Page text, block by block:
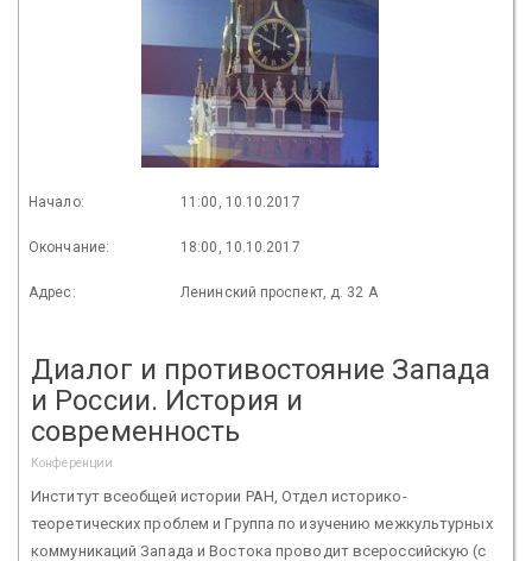
Начало: 11:00, 10.10.2017
Окончание: 18:00, 10.10.2017
Адрес: Ленинский проспект, д. 32 А
Диалог и противостояние Запада
и России. История и
современность
Конференции
Институт всеобщей истории РАН, Отдел историко-
теоретических проблем и Группа по изучению межкультурных
коммуникаций Запада и Востока проводит всероссийскую (с